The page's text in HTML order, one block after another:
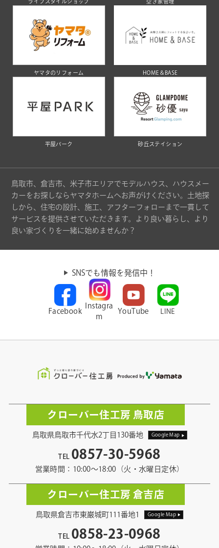
ヤマタのリフォーム HOME＆BASE
平屋パーク 砂丘ステイション
鳥取市、倉吉市、米子市エリアでモデルハウス、ハウスメー
カーをお探しならヤマタホームへお声がけください。土地探
しから、住宅の設計、施工、アフターフォローまで一貫して
サービスを提供させていただきます。より良い暮らし、より
良い家づくりを一緒に始めませんか？
SNSでも情報を発信中！
Facebook
Instagra
m
YouTube LINE
クローバー住工房 鳥取店
鳥取県鳥取市千代水2丁目130番地 Google Map
TEL 0857-30-5968
営業時間：10:00〜18:00（火・水曜日定休）
クローバー住工房 倉吉店
鳥取県倉吉市東巌城町111番地1 Google Map
TEL 0858-23-0968